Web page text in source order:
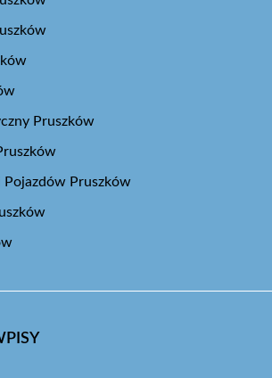
Pruszków
Pruszków